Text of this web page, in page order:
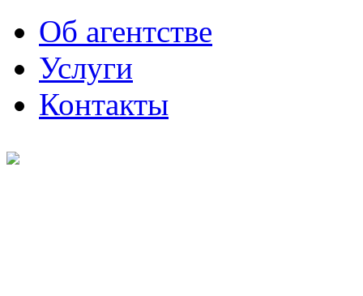
Об агентстве
Услуги
Контакты